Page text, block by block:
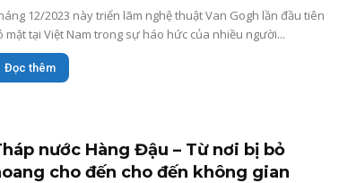
12/2023 này triển lãm nghệ thuật Van Gogh lần đầu tiên
mặt tại Việt Nam trong sự háo hức của nhiều người...
Đọc thêm
nước Hàng Đậu – Từ nơi bị bỏ
cho đến cho đến không gian